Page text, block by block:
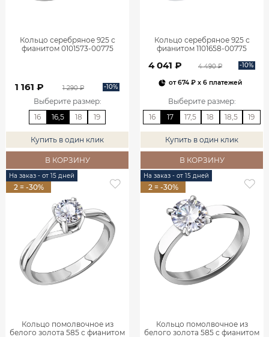
Кольцо серебряное 925 с
фианитом 0101573-00775
1 161 ₽ 1 290 ₽ -10%
Выберите размер:
16
16,5 18 19
Купить в один клик
В КОРЗИНУ
Кольцо серебряное 925 с
фианитом 1101658-00775
4 041 ₽ 4 490 ₽ -10%
от674 ₽ x 6 платежей
Выберите размер:
16
17 17,5 18 18,5 19
Купить в один клик
В КОРЗИНУ
На заказ - от 15 дней
2 = -30%
Кольцо помолвочное из
белого золота 585 с фианитом
На заказ - от 15 дней
2 = -30%
Кольцо помолвочное из
белого золота 585 с фианитом